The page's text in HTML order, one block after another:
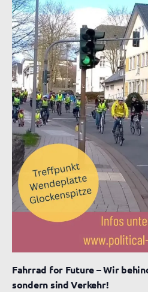
Fahrrad for Future – Wir
sondern sind Verkehr!